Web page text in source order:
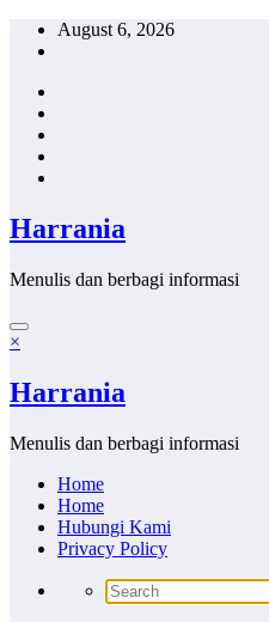
Skip
August 6, 2026
Harrania
Menulis dan berbagi informasi
×
Harrania
Menulis dan berbagi informasi
Home
Home
Hubungi Kami
Privacy Policy